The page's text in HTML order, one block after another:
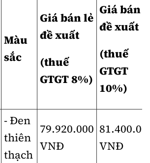
Màu
sắc
Giá bán lẻ
đề xuất
(thuế
GTGT 8%)
Giá bán
đề xuất
(thuế
GTGT
10%)
- Đen
thiên
thạch
79.920.000
VNĐ
VNĐ